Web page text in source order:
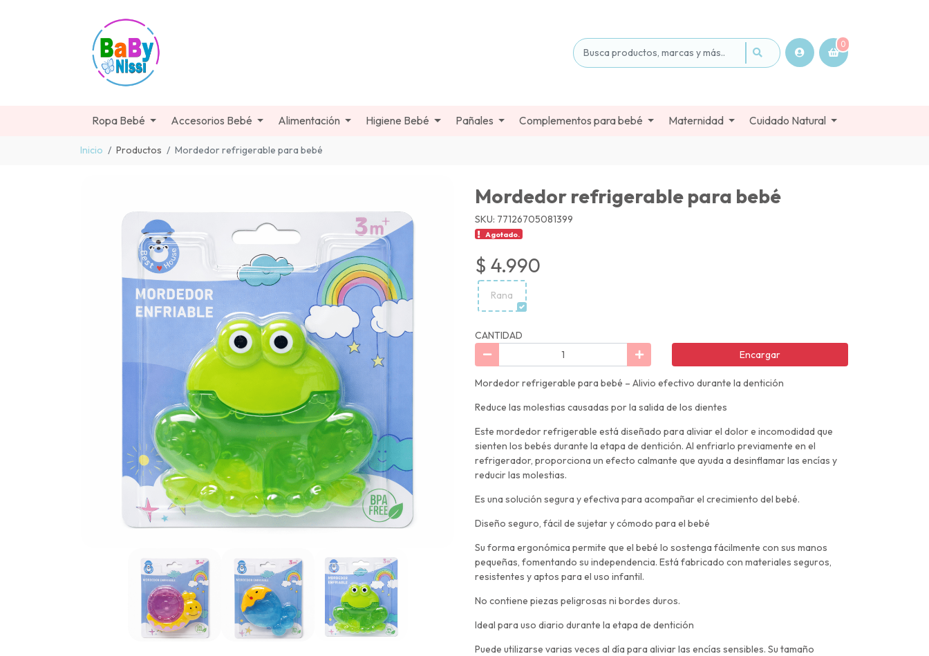
0
Ropa Bebé Accesorios Bebé Alimentación Higiene Bebé Pañales Complementos para bebé Maternidad Cuidado Natural
Inicio Productos Mordedor refrigerable para bebé
Mordedor refrigerable para bebé
SKU: 77126705081399
Agotado.
$ 4.990
Rana
CANTIDAD
Encargar
Mordedor refrigerable para bebé – Alivio efectivo durante la dentición
Reduce las molestias causadas por la salida de los dientes
Este mordedor refrigerable está diseñado para aliviar el dolor e incomodidad que
sienten los bebés durante la etapa de dentición. Al enfriarlo previamente en el
refrigerador, proporciona un efecto calmante que ayuda a desinflamar las encías y
reducir las molestias.
Es una solución segura y efectiva para acompañar el crecimiento del bebé.
Diseño seguro, fácil de sujetar y cómodo para el bebé
Su forma ergonómica permite que el bebé lo sostenga fácilmente con sus manos
pequeñas, fomentando su independencia. Está fabricado con materiales seguros,
resistentes y aptos para el uso infantil.
No contiene piezas peligrosas ni bordes duros.
Ideal para uso diario durante la etapa de dentición
Puede utilizarse varias veces al día para aliviar las encías sensibles. Su tamaño